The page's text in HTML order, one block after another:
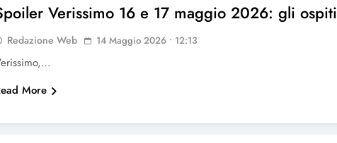
Verissimo 16 e 17 maggio 2026: gli ospiti
Redazione Web 14 Maggio 2026 • 12:13
More